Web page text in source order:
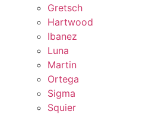
Gretsch
Hartwood
Ibanez
Luna
Martin
Ortega
Sigma
Squier